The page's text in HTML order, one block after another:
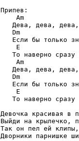
Припев:
    Am
Дева, дева,
   Dm
Если бы только
E
То наверно сразу
    Am
Дева, дева,
   Dm
Если бы только
E
То наверно сразу
Девочка красивая в
Выйди на крылечко,
Так он пел ей
Дворники парнишке